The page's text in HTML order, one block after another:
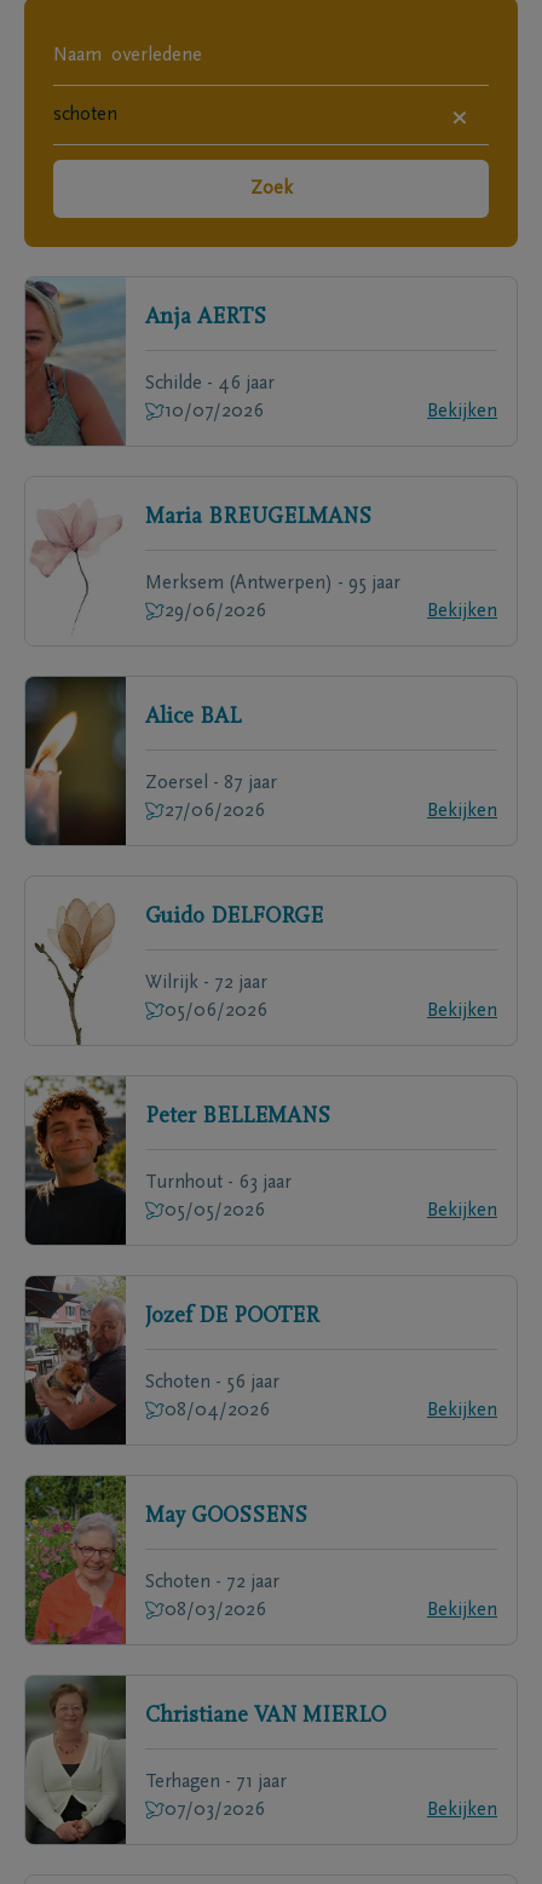
×
Zoek
Anja AERTS
Schilde - 46 jaar
10/07/2026
Bekijken
Maria BREUGELMANS
Merksem (Antwerpen) - 95 jaar
29/06/2026
Bekijken
Alice BAL
Zoersel - 87 jaar
27/06/2026
Bekijken
Guido DELFORGE
Wilrijk - 72 jaar
05/06/2026
Bekijken
Peter BELLEMANS
Turnhout - 63 jaar
05/05/2026
Bekijken
Jozef DE POOTER
Schoten - 56 jaar
08/04/2026
Bekijken
May GOOSSENS
Schoten - 72 jaar
08/03/2026
Bekijken
Christiane VAN MIERLO
Terhagen - 71 jaar
07/03/2026
Bekijken